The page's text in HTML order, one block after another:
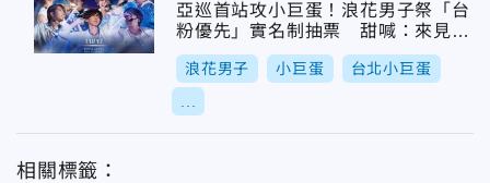
亞巡首站攻小巨蛋！浪花男子祭「台
粉優先」實名制抽票 甜喊：來見你
們
浪花男子 小巨蛋 台北小巨蛋
相關標籤：